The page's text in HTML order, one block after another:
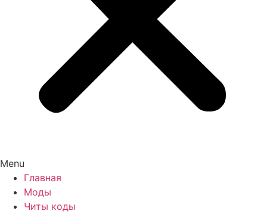
Menu
Главная
Моды
Читы коды